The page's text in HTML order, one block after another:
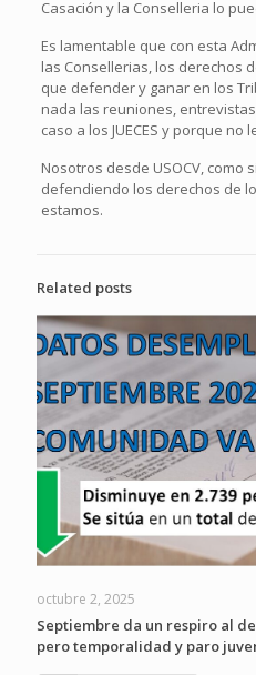
Casación y la Conselleria lo
Es lamentable que con esta
las Consellerias, los derechos
que defender y ganar en los
nada las reuniones,
caso a los JUECES y porque
Nosotros desde USOCV, como
defendiendo los derechos de
estamos.
Related posts
octubre 2, 2025
Septiembre da un respiro al
pero temporalidad y paro